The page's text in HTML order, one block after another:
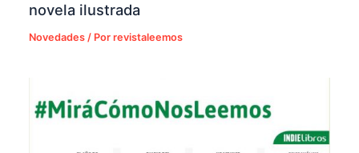
novela ilustrada
Novedades / Porrevistaleemos